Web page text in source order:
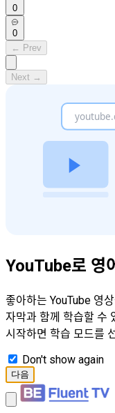
0
0
← Prev
Next →
YouTube로 영
좋아하는 YouTube 영
자막과 함께 학습할 수
시작하면 학습 모드를
Don't show again
다음